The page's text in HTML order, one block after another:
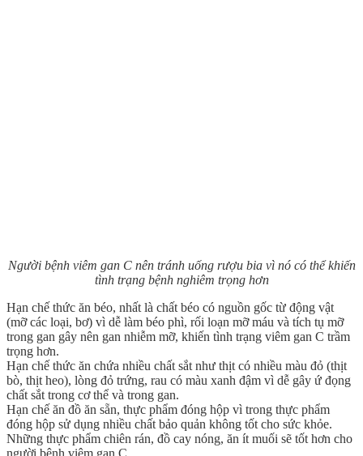
Người bệnh viêm gan C nên tránh uống rượu bia vì nó có thể khiến
tình trạng bệnh nghiêm trọng hơn
Hạn chế thức ăn béo, nhất là chất béo có nguồn gốc từ động vật
(mỡ các loại, bơ) vì dễ làm béo phì, rối loạn mỡ máu và tích tụ mỡ
trong gan gây nên gan nhiễm mỡ, khiến tình trạng viêm gan C trầm
trọng hơn.
Hạn chế thức ăn chứa nhiều chất sắt như thịt có nhiều màu đỏ (thịt
bò, thịt heo), lòng đỏ trứng, rau có màu xanh đậm vì dễ gây ứ đọng
chất sắt trong cơ thể và trong gan.
Hạn chế ăn đồ ăn sẵn, thực phẩm đóng hộp vì trong thực phẩm
đóng hộp sử dụng nhiều chất bảo quản không tốt cho sức khỏe.
Những thực phẩm chiên rán, đồ cay nóng, ăn ít muối sẽ tốt hơn cho